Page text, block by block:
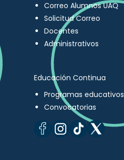
Correo Alumnos UAQ
Solicitud Correo
Docentes
Administrativos
Educación Continua
Programas educativos
Convocatorias